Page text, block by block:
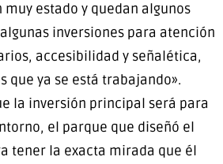
muy estado y quedan algunos
inversiones para atención
accesibilidad y señalética,
que ya se está trabajando».
la inversión principal será para
el parque que diseñó el
tener la exacta mirada que él